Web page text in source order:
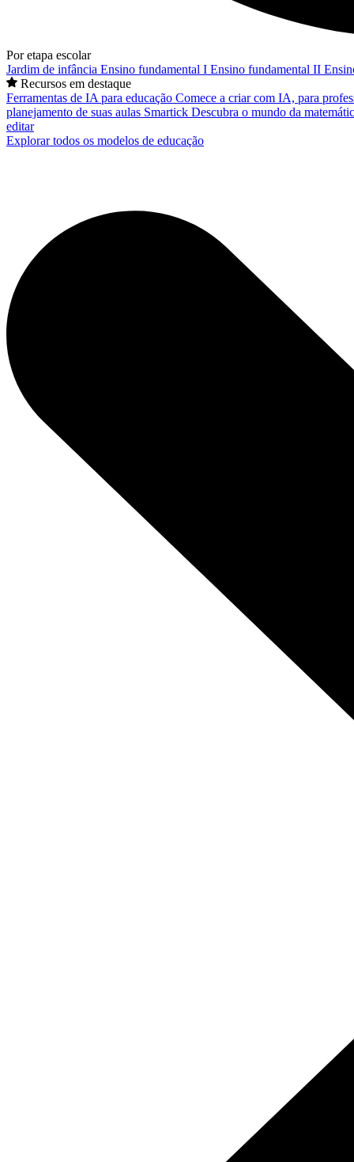
Por etapa escolar
Jardim de infância Ensino fundamental I Ensino fundamental II
Recursos em destaque
Ferramentas de IA para educação Comece a criar com IA, para
planejamento de suas aulas Smartick Descubra o mundo da
editar
Explorar todos os modelos de educação